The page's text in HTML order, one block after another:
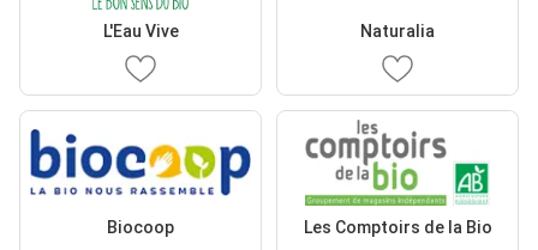
L'Eau Vive Naturalia
Biocoop Les Comptoirs de la Bio